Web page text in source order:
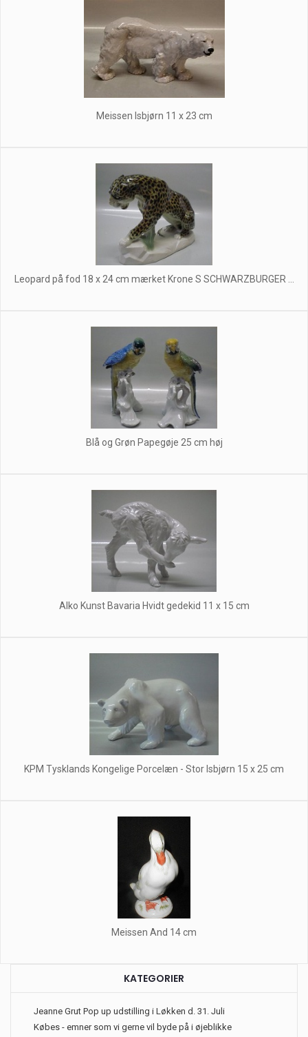
Meissen Isbjørn 11 x 23 cm
Leopard på fod 18 x 24 cm mærket Krone S SCHWARZBURGER ...
Blå og Grøn Papegøje 25 cm høj
Alko Kunst Bavaria Hvidt gedekid 11 x 15 cm
KPM Tysklands Kongelige Porcelæn - Stor Isbjørn 15 x 25 cm
Meissen And 14 cm
KATEGORIER
Jeanne Grut Pop up udstilling i Løkken d. 31. Juli
Købes - emner som vi gerne vil byde på i øjeblikke